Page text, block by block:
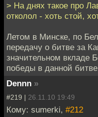
> На днях такое про
отколол - хоть стой,
Летом в Минске, по
передачу о битве за
значительном вкладе
победы в данной
Dennn »
#219 | 26.11.10 19:49
Кому: sumerki, #212